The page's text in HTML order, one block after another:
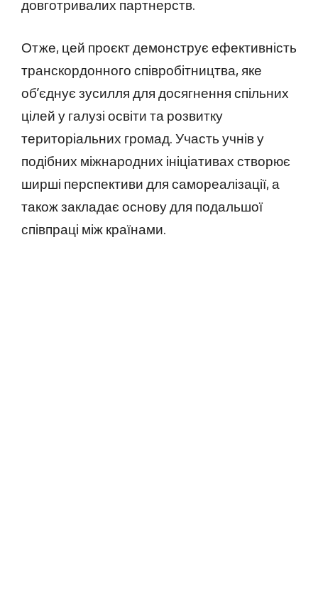
довготривалих партнерств.
Отже, цей проєкт демонструє ефективність
транскордонного співробітництва, яке
об’єднує зусилля для досягнення спільних
цілей у галузі освіти та розвитку
територіальних громад. Участь учнів у
подібних міжнародних ініціативах створює
ширші перспективи для самореалізації, а
також закладає основу для подальшої
співпраці між країнами.